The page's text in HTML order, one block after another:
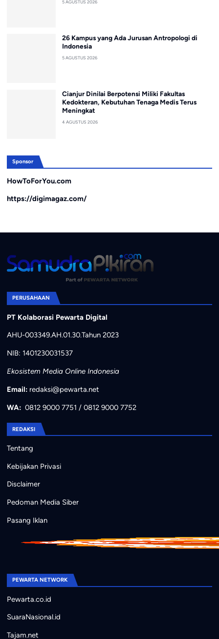
5 AGUSTUS 2026
26 Kampus yang Ada Jurusan Antropologi di
Indonesia
5 AGUSTUS 2026
Cianjur Dinilai Berpotensi Miliki Fakultas
Kedokteran, Kebutuhan Tenaga Medis Terus
Meningkat
4 AGUSTUS 2026
Sponsor
HowToForYou.com
https://digimagaz.com/
PERUSAHAAN
PT Kolaborasi Pewarta Digital
AHU-003349.AH.01.30.Tahun 2023
NIB: 1401230031537
Ekosistem Media Online Indonesia
Email: redaksi@pewarta.net
WA: 0812 9000 7751 / 0812 9000 7752
REDAKSI
Tentang
Kebijakan Privasi
Disclaimer
Pedoman Media Siber
Pasang Iklan
PEWARTA NETWORK
Pewarta.co.id
SuaraNasional.id
Tajam.net